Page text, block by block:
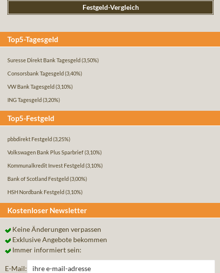
Festgeld-Vergleich
Top5-Tagesgeld
Suresse Direkt Bank Tagesgeld (3,50%)
Consorsbank Tagesgeld (3,40%)
VW Bank Tagesgeld (3,10%)
ING Tagesgeld (3,20%)
Top5-Festgeld
pbbdirekt Festgeld (3,25%)
Volkswagen Bank Plus Sparbrief(3,10%)
Kommunalkredit Invest Festgeld (3,10%)
Bank of Scotland Festgeld (3,00%)
HSH Nordbank Festgeld (3,10%)
Kostenloser Newsletter
Keine Änderungen verpassen
Exklusive Angebote bekommen
Immer informiert sein:
E-Mail: